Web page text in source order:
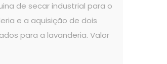
de secar industrial para o
e a aquisição de dois
para a lavanderia. Valor